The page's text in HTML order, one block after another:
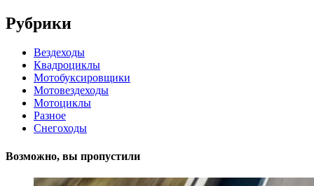
Рубрики
Вездеходы
Квадроциклы
Мотобуксировщики
Мотовездеходы
Мотоциклы
Разное
Снегоходы
Возможно, вы пропустили